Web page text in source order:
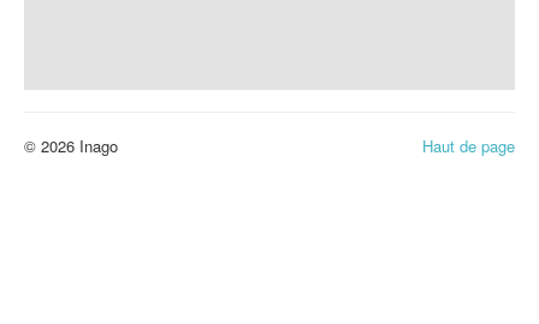
Haut de page
© 2026 Inago